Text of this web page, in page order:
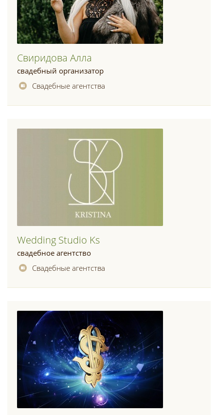
Свиридова Алла
свадебный организатор
Свадебные агентства
Wedding Studio Ks
свадебное агентство
Свадебные агентства